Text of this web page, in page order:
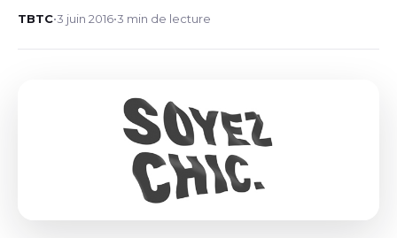
TBTC•3 juin 2016•3 min de lecture